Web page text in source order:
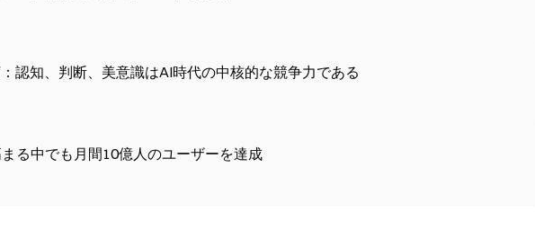
認知、判断、美意識はAI時代の中核的な競争力である
る中でも月間10億人のユーザーを達成